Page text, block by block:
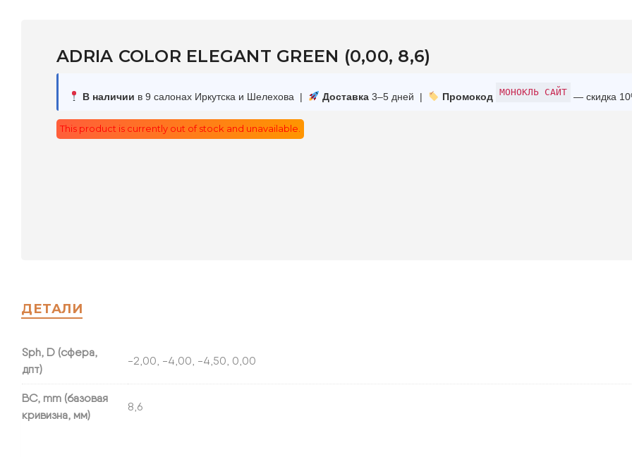
ADRIA COLOR ELEGANT GREEN (0,00, 8,6)
В наличии в 9 салонах Иркутска и Шелехова | Доставка3–5 дней | Промокод МОНОКЛЬ САЙТ — скидка
This product is currently out of stock and unavailable.
ДЕТАЛИ
Sph, D (сфера,
дпт)
-2,00, -4,00, -4,50, 0,00
BC, mm (базовая
кривизна, мм)
8,6